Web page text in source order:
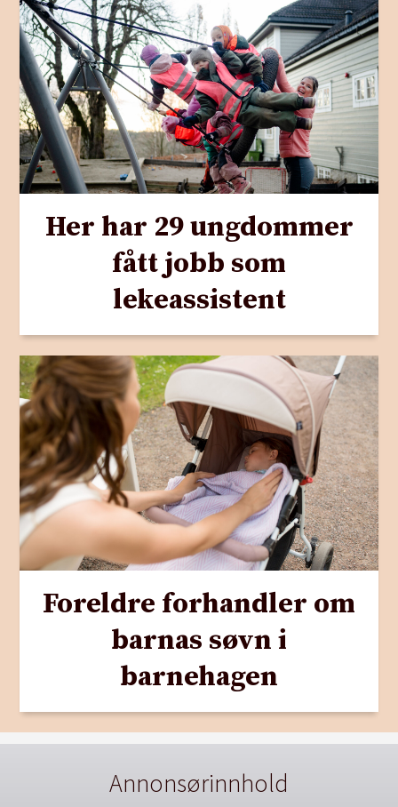
Her har 29 ungdommer
fått jobb som
lekeassistent
Foreldre forhandler om
barnas søvn i
barnehagen
Annonsørinnhold